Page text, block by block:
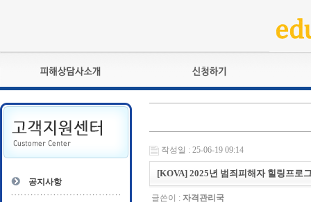
피해상담사란?
자격관리규정
상담사 자격증 확인
- 피해상담사 1급
교육훈련
자격심사
자격유지교육
자격복원
공지사항
작성일 : 25-06-19 09:14
[KOVA] 2025년 범죄피해자 힐링프로
글쓴이 : 자격관리국